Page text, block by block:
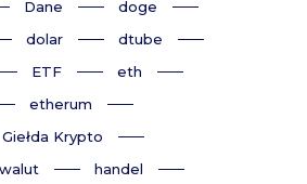
Dane
doge
dolar
dtube
ETF
eth
etherum
Giełda Krypto
handel